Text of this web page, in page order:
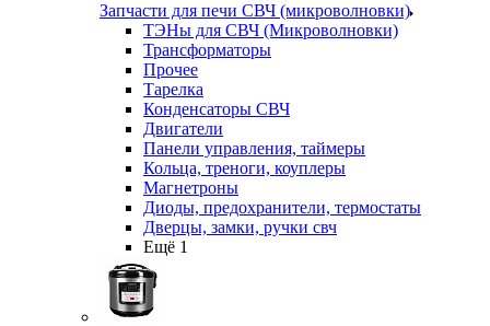
Запчасти для печи СВЧ (микроволновки)
ТЭНы для СВЧ (Микроволновки)
Трансформаторы
Прочее
Тарелка
Конденсаторы СВЧ
Двигатели
Панели управления, таймеры
Кольца, треноги, коуплеры
Магнетроны
Диоды, предохранители, термостаты
Дверцы, замки, ручки свч
Ещё 1